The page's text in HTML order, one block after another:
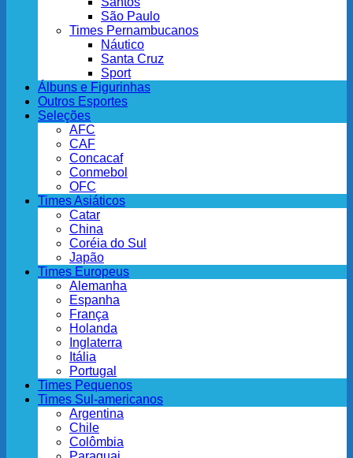
São Paulo
Times Pernambucanos
Náutico
Santa Cruz
Sport
Álbuns e Figurinhas
Outros Esportes
Seleções
AFC
CAF
Concacaf
Conmebol
OFC
Times Asiáticos
Catar
China
Coréia do Sul
Japão
Times Europeus
Alemanha
Espanha
França
Holanda
Inglaterra
Itália
Portugal
Times Pequenos
Times Sul-americanos
Argentina
Chile
Colômbia